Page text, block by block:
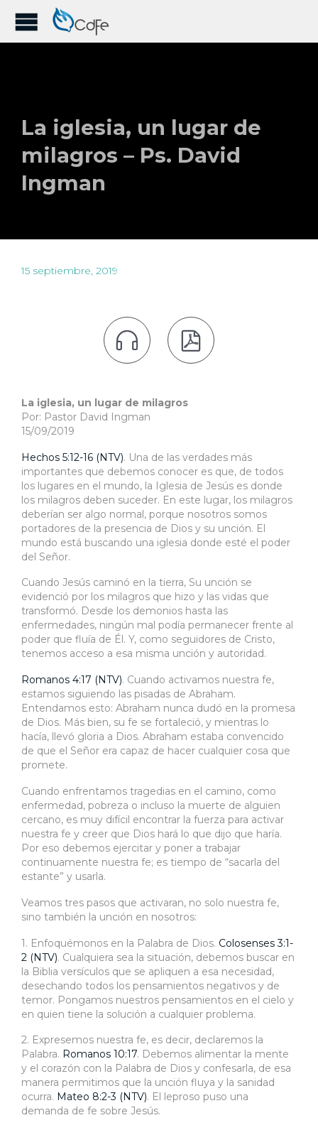
La iglesia, un lugar de
milagros – Ps. David
Ingman
15 septiembre, 2019
 
La iglesia, un lugar de milagros
Por: Pastor David Ingman
15/09/2019
Hechos 5:12-16 (NTV). Una de las verdades más
importantes que debemos conocer es que, de todos
los lugares en el mundo, la Iglesia de Jesús es donde
los milagros deben suceder. En este lugar, los milagros
deberían ser algo normal, porque nosotros somos
portadores de la presencia de Dios y su unción. El
mundo está buscando una iglesia donde esté el poder
del Señor.
Cuando Jesús caminó en la tierra, Su unción se
evidenció por los milagros que hizo y las vidas que
transformó. Desde los demonios hasta las
enfermedades, ningún mal podía permanecer frente al
poder que fluía de Él. Y, como seguidores de Cristo,
tenemos acceso a esa misma unción y autoridad.
Romanos 4:17 (NTV). Cuando activamos nuestra fe,
estamos siguiendo las pisadas de Abraham.
Entendamos esto: Abraham nunca dudó en la promesa
de Dios. Más bien, su fe se fortaleció, y mientras lo
hacía, llevó gloria a Dios. Abraham estaba convencido
de que el Señor era capaz de hacer cualquier cosa que
promete.
Cuando enfrentamos tragedias en el camino, como
enfermedad, pobreza o incluso la muerte de alguien
cercano, es muy difícil encontrar la fuerza para activar
nuestra fe y creer que Dios hará lo que dijo que haría.
Por eso debemos ejercitar y poner a trabajar
continuamente nuestra fe; es tiempo de “sacarla del
estante” y usarla.
Veamos tres pasos que activaran, no solo nuestra fe,
sino también la unción en nosotros:
1. Enfoquémonos en la Palabra de Dios. Colosenses 3:1-
2 (NTV). Cualquiera sea la situación, debemos buscar en
la Biblia versículos que se apliquen a esa necesidad,
desechando todos los pensamientos negativos y de
temor. Pongamos nuestros pensamientos en el cielo y
en quien tiene la solución a cualquier problema.
2. Expresemos nuestra fe, es decir, declaremos la
Palabra. Romanos 10:17. Debemos alimentar la mente
y el corazón con la Palabra de Dios y confesarla, de esa
manera permitimos que la unción fluya y la sanidad
ocurra. Mateo 8:2-3 (NTV). El leproso puso una
demanda de fe sobre Jesús.